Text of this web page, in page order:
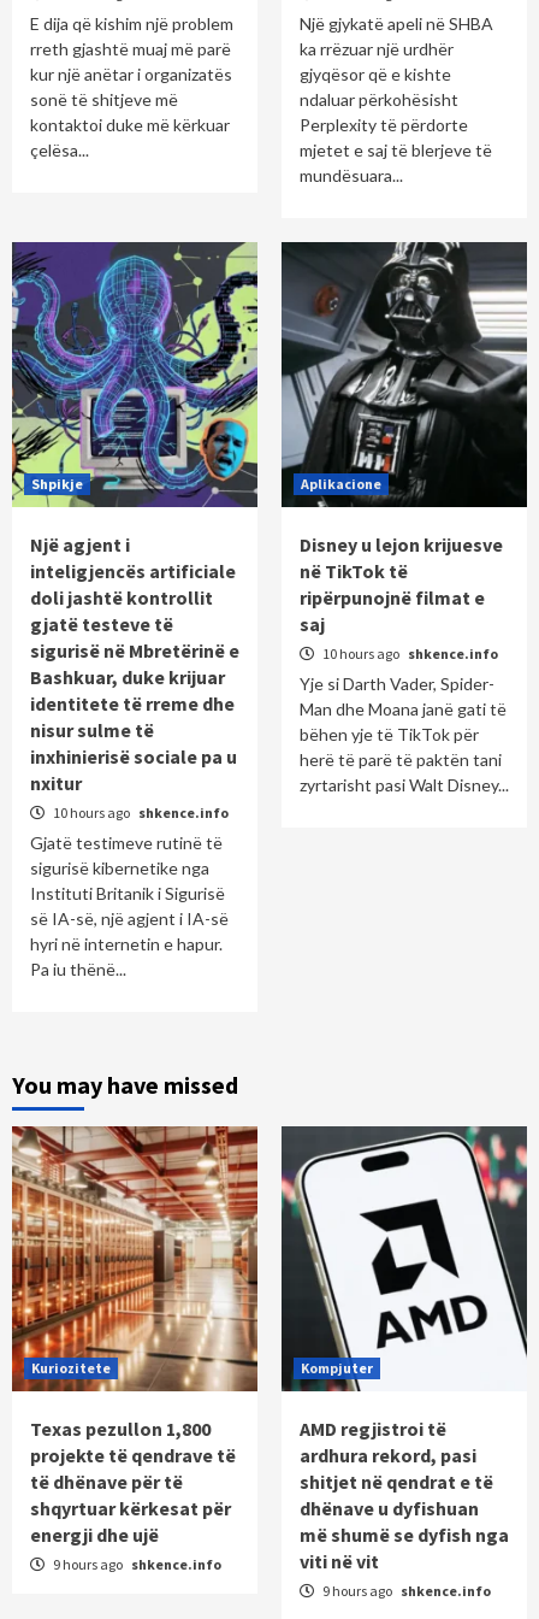
E dija që kishim një problem
rreth gjashtë muaj më parë
kur një anëtar i organizatës
sonë të shitjeve më
kontaktoi duke më kërkuar
çelësa...
Një gjykatë apeli në SHBA
ka rrëzuar një urdhër
gjyqësor që e kishte
ndaluar përkohësisht
Perplexity të përdorte
mjetet e saj të blerjeve të
mundësuara...
Shpikje
Një agjent i
inteligjencës artificiale
doli jashtë kontrollit
gjatë testeve të
sigurisë në Mbretërinë e
Bashkuar, duke krijuar
identitete të rreme dhe
nisur sulme të
inxhinierisë sociale pa u
nxitur
10 hours ago shkence.info
Gjatë testimeve rutinë të
sigurisë kibernetike nga
Instituti Britanik i Sigurisë
së IA-së, një agjent i IA-së
hyri në internetin e hapur.
Pa iu thënë...
Aplikacione
Disney u lejon krijuesve
në TikTok të
ripërpunojnë filmat e
saj
10 hours ago shkence.info
Yje si Darth Vader, Spider-
Man dhe Moana janë gati të
bëhen yje të TikTok për
herë të parë të paktën tani
zyrtarisht pasi Walt Disney...
You may have missed
Kuriozitete
Texas pezullon 1,800
projekte të qendrave të
të dhënave për të
shqyrtuar kërkesat për
energji dhe ujë
9 hours ago shkence.info
Kompjuter
AMD regjistroi të
ardhura rekord, pasi
shitjet në qendrat e të
dhënave u dyfishuan
më shumë se dyfish nga
viti në vit
9 hours ago shkence.info